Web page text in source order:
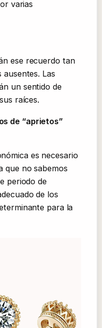
varias
ese recuerdo tan
Las
un sentido de
raíces.
de “aprietos”
es necesario
que no sabemos
periodo de
de los
para la